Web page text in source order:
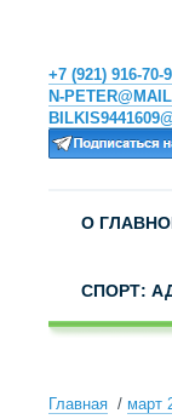
+7 (921) 916-70-
N-
О
СПОРТ:
Главная март